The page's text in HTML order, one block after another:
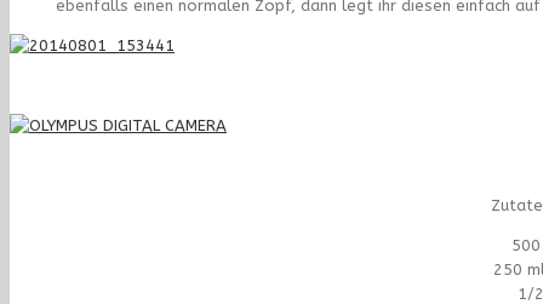
ebenfalls einen normalen Zopf, dann legt ihr diesen einfach
500
250
1/